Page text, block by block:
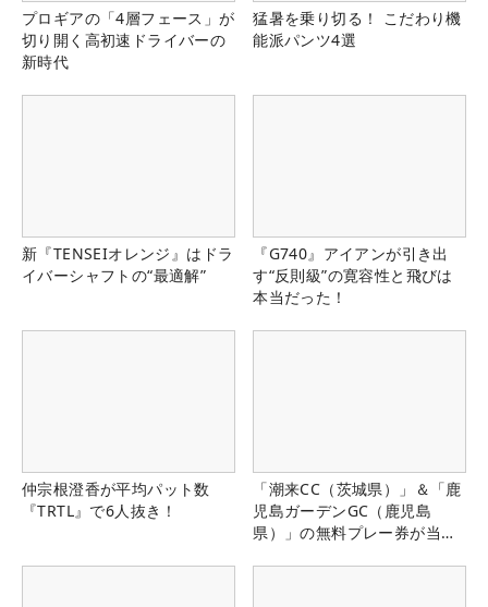
プロギアの「4層フェース」が
切り開く高初速ドライバーの
新時代
猛暑を乗り切る！ こだわり機
能派パンツ4選
新『TENSEIオレンジ』はドラ
イバーシャフトの“最適解”
『G740』アイアンが引き出
す“反則級”の寛容性と飛びは
本当だった！
仲宗根澄香が平均パット数
『TRTL』で6人抜き！
「潮来CC（茨城県）」＆「鹿
児島ガーデンGC（鹿児島
県）」の無料プレー券が当た